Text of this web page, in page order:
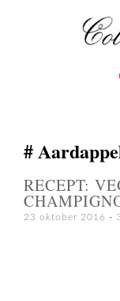
RECEPT:
23 oktober 2016